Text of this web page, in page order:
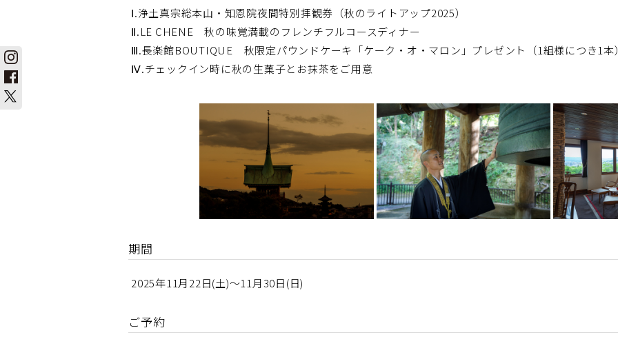
Ⅰ.浄土真宗総本山・知恩院夜間特別拝観券（秋のライトアップ2025）
Ⅱ.LE CHENE 秋の味覚満載のフレンチフルコースディナー
Ⅲ.長楽館BOUTIQUE 秋限定パウンドケーキ「ケーク・オ・マロン」プレゼント（1組様につき1本
Ⅳ.チェックイン時に秋の生菓子とお抹茶をご用意
期間
2025年11月22日(土)〜11月30日(日)
ご予約